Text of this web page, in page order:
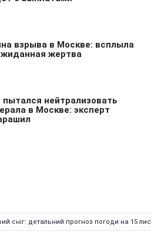
сніг: детальний прогноз погоди на 15